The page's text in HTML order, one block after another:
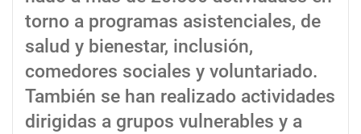
torno a programas asistenciales, de
salud y bienestar, inclusión,
comedores sociales y voluntariado.
También se han realizado actividades
dirigidas a grupos vulnerables y a